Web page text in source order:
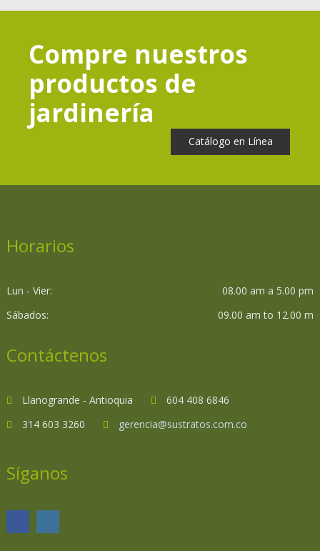
Compre nuestros
productos de
jardinería
Catálogo en Línea
Horarios
Lun - Vier:
08.00 am a 5.00 pm
Sábados:
09.00 am to 12.00 m
Contáctenos
Llanogrande - Antioquia
604 408 6846
314 603 3260
gerencia@sustratos.com.co
Síganos